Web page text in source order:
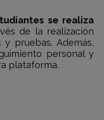
se realiza
de la realización
pruebas. Además,
personal y
plataforma.